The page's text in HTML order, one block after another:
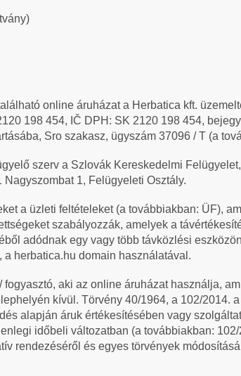
online áruházat a Herbatica kft.
198 454, IČ DPH: SK 2120 198 454,
Sro szakasz, ügyszám 37096 / T (a
szerv a Szlovák Kereskedelmi
1, Felügyeleti Osztály.
a üzleti feltételeket (a továbbiakban: ÜF),
szabályozzák, amelyek a
adódnak egy vagy több távközlési
herbatica.hu domain használatával.
aki az online áruházat használja,
kívül. Törvény 40/1964, a 102/2014.
alapján áruk értékesítésében vagy
időbeli változatban (a továbbiakban:
rendezéséről és egyes törvények